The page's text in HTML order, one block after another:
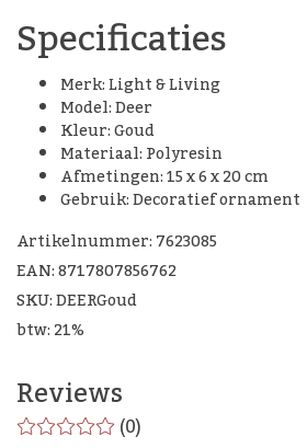
Specificaties
Merk: Light & Living
Model: Deer
Kleur: Goud
Materiaal: Polyresin
Afmetingen: 15 x 6 x 20 cm
Gebruik: Decoratief ornament
Artikelnummer: 7623085
EAN: 8717807856762
SKU: DEERGoud
btw: 21%
Reviews
(0)